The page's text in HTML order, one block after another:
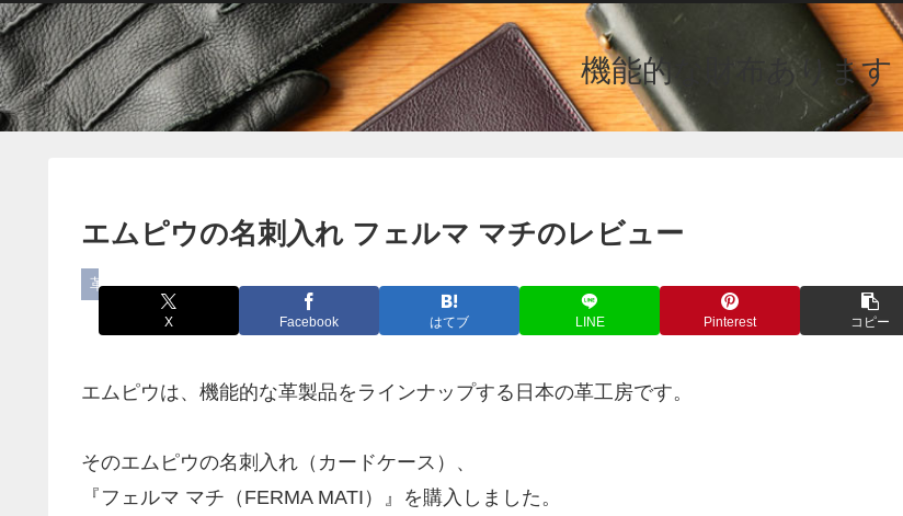
機能的な財布あります
エムピウの名刺入れ フェルマ マチのレビュー
革小物
X Facebook はてブ LINE Pinterest コピー
エムピウは、機能的な革製品をラインナップする日本の革工房です。
そのエムピウの名刺入れ（カードケース）、
『フェルマ マチ（FERMA MATI）』を購入しました。